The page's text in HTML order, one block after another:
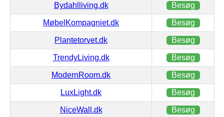
Bydahlliving.dk Besøg
MøbelKompagniet.dk Besøg
Plantetorvet.dk Besøg
TrendyLiving.dk Besøg
ModernRoom.dk Besøg
LuxLight.dk Besøg
NiceWall.dk Besøg